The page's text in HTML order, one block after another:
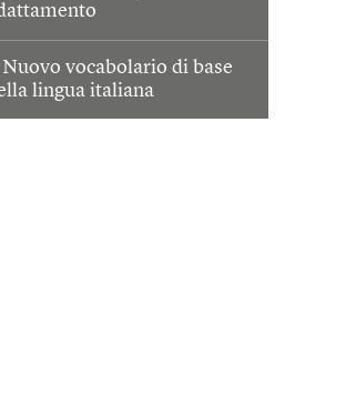
vocabolario di base
lingua italiana